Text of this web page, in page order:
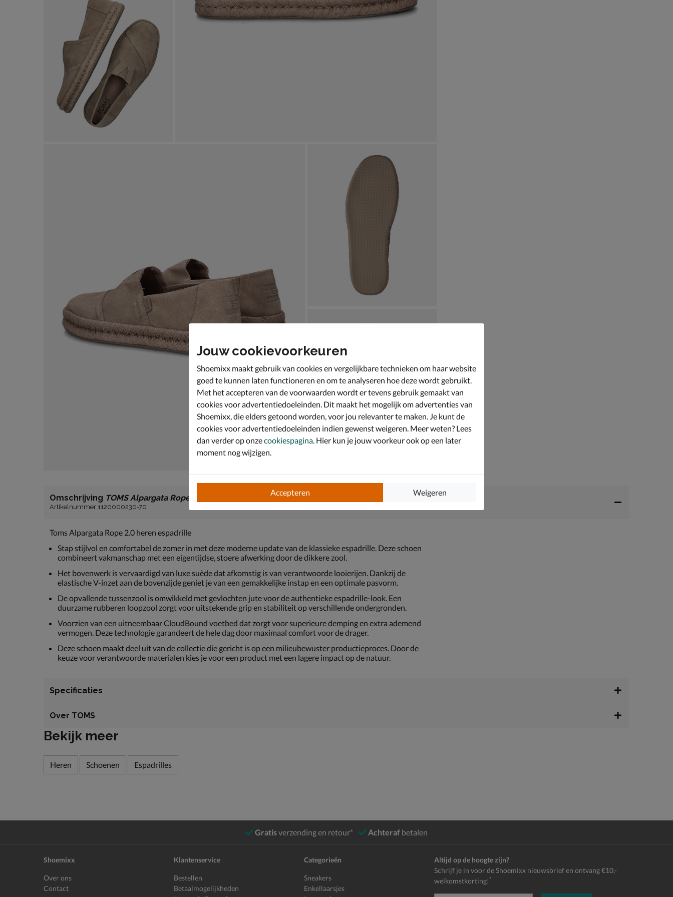
Omschrijving TOMS Alpargata Rope 2.0
Artikelnummer 1120000230-70
Toms Alpargata Rope 2.0 heren espadrille
Stap stijlvol en comfortabel de zomer in met deze moderne update van de klassieke espadrille. Deze schoen
combineert vakmanschap met een eigentijdse, stoere afwerking door de dikkere zool.
Het bovenwerk is vervaardigd van luxe suède dat afkomstig is van verantwoorde looierijen. Dankzij de
elastische V-inzet aan de bovenzijde geniet je van een gemakkelijke instap en een optimale pasvorm.
De opvallende tussenzool is omwikkeld met gevlochten jute voor de authentieke espadrille-look. Een
duurzame rubberen loopzool zorgt voor uitstekende grip en stabiliteit op verschillende ondergronden.
Voorzien van een uitneembaar CloudBound voetbed dat zorgt voor superieure demping en extra ademend
vermogen. Deze technologie garandeert de hele dag door maximaal comfort voor de drager.
Deze schoen maakt deel uit van de collectie die gericht is op een milieubewuster productieproces. Door de
keuze voor verantwoorde materialen kies je voor een product met een lagere impact op de natuur.
Specificaties
Over TOMS
Bekijk meer
Heren Schoenen Espadrilles
Gratisverzending en retour* Achteraf betalen
Shoemixx
Over ons
Contact
Klantenservice
Bestellen
Betaalmogelijkheden
Categorieën
Sneakers
Enkellaarsjes
Altijd op de hoogte zijn?
Schrijf je in voor de Shoemixx nieuwsbrief en ontvang €10,-
welkomstkorting! *
Jouw cookievoorkeuren
Shoemixx maakt gebruik van cookies en vergelijkbare technieken om haar website
goed te kunnen laten functioneren en om te analyseren hoe deze wordt gebruikt.
Met het accepteren van de voorwaarden wordt er tevens gebruik gemaakt van
cookies voor advertentiedoeleinden. Dit maakt het mogelijk om advertenties van
Shoemixx, die elders getoond worden, voor jou relevanter te maken. Je kunt de
cookies voor advertentiedoeleinden indien gewenst weigeren. Meer weten? Lees
dan verder op onzecookiespagina . Hier kun je jouw voorkeur ook op een later
moment nog wijzigen.
Accepteren Weigeren